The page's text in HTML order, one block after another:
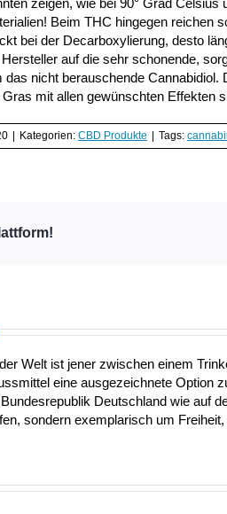
Beim THC hingegen reichen
bei der Decarboxylierung, desto
auf die sehr schonende,
das nicht berauschende
mit allen gewünschten Effekten
| Kategorien: CBD Produkte | Tags:
Welt ist jener zwischen einem
eine ausgezeichnete Option
Deutschland wie auf
sondern exemplarisch um